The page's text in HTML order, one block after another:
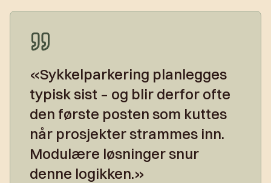
«Sykkelparkering planlegges
typisk sist – og blir derfor ofte
den første posten som kuttes
når prosjekter strammes inn.
Modulære løsninger snur
denne logikken.»